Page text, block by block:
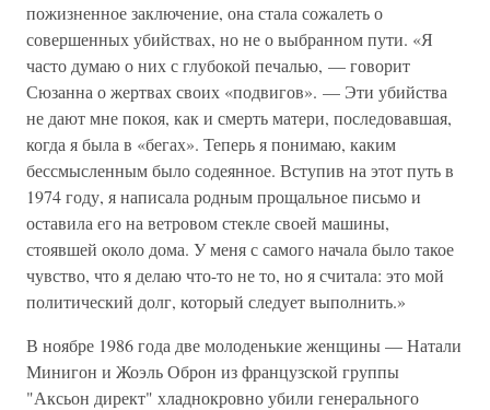
пожизненное заключение, она стала сожалеть о
совершенных убийствах, но не о выбранном пути. «Я
часто думаю о них с глубокой печалью, — говорит
Сюзанна о жертвах своих «подвигов». — Эти убийства
не дают мне покоя, как и смерть матери, последовавшая,
когда я была в «бегах». Теперь я понимаю, каким
бессмысленным было содеянное. Вступив на этот путь в
1974 году, я написала родным прощальное письмо и
оставила его на ветровом стекле своей машины,
стоявшей около дома. У меня с самого начала было такое
чувство, что я делаю что-то не то, но я считала: это мой
политический долг, который следует выполнить.»
В ноябре 1986 года две молоденькие женщины — Натали
Минигон и Жоэль Оброн из французской группы
"Аксьон директ" хладнокровно убили генерального